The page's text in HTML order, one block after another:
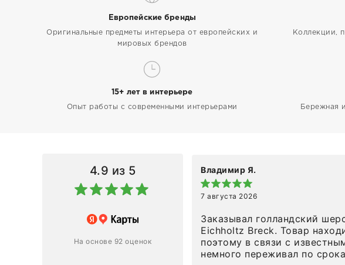
Европейские бренды
Оригинальные предметы интерьера от европейских и
мировых брендов
Коллекции,
15+ лет в интерьере
Опыт работы с современными интерьерами Бережная
4.9 из 5
На основе 92 оценок
Владимир Я.
7 августа 2026
Заказывал голландский
Eichholtz Breck. Товар
поэтому в связи с
немного переживал по срокам. Но